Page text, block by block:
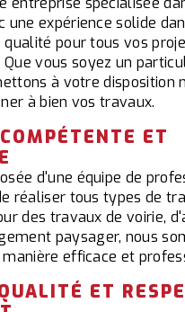
une expérience solide
pour tous vos
vous soyez un
à votre disposition
à bien vos travaux.
ET
d'une équipe de
réaliser tous types de
des travaux de voirie,
paysager, nous
efficace et
ET